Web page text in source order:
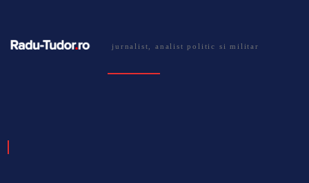
jurnalist, analist politic si militar